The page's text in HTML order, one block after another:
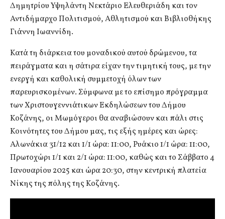
Δημητρίου Υψηλάντη Νεκτάριο Ελευθεριάδη και τον
Αντιδήμαρχο Πολιτισμού, Αθλητισμού και Βιβλιοθήκης
Γιάννη Ιωαννίδη.
Κατά τη διάρκεια του μοναδικού αυτού δρώμενου, τα
πειράγματα και η σάτιρα είχαν την τιμητική τους, με την
ενεργή και καθολική συμμετοχή όλων των
παρευρισκομένων. Σύμφωνα με το επίσημο πρόγραμμα
των Χριστουγεννιάτικων Εκδηλώσεων του Δήμου
Κοζάνης, οι Μωμόγεροι θα αναβιώσουν και πάλι στις
Κοινότητες του Δήμου μας, τις εξής ημέρες και ώρες:
Αλωνάκια 31/12 και 1/1 ώρα: 11:00, Ρυάκιο 1/1 ώρα: 11:00,
Πρωτοχώρι 1/1 και 2/1 ώρα: 11:00, καθώς και το Σάββατο 4
Ιανουαρίου 2025 και ώρα 20:30, στην κεντρική πλατεία
Νίκης της πόλης της Κοζάνης.